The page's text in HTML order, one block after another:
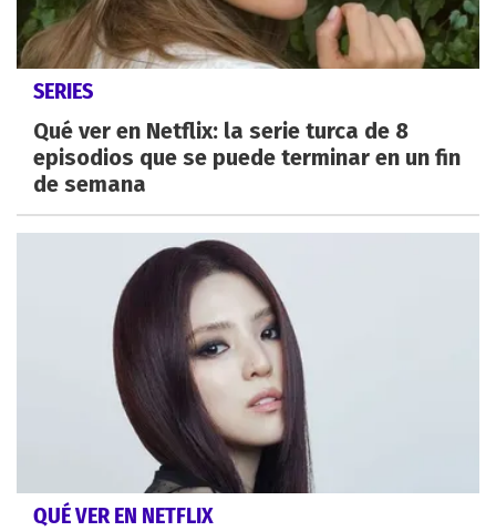
SERIES
Qué ver en Netflix: la serie turca de 8
episodios que se puede terminar en un fin
de semana
QUÉ VER EN NETFLIX